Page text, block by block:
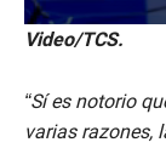
0
s
c
o
n
Video/TCS.
“Sí es notorio
varias razones,